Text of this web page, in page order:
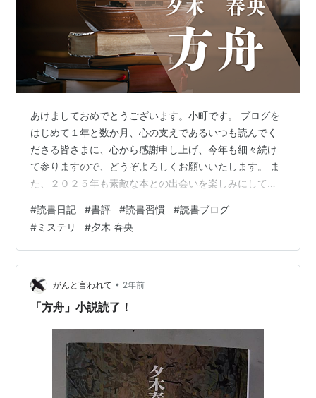
あけましておめでとうございます。小町です。 ブログを
はじめて１年と数か月、心の支えであるいつも読んでく
ださる皆さまに、心から感謝申し上げ、今年も細々続け
て参りますので、どうぞよろしくお願いいたします。 ま
た、２０２５年も素敵な本との出会いを楽しみにしてお
せていただきましたが、 取り上げる作品は、極限状態×
えげつない結末で有名な、夕木春央さんの「方舟」で
す。（全然めでたくない内容ですみません） 最近は立て
続けにミステリばかりで失礼しております。 自分の中で
ブームでして。 さて、今回の作品も出版当初から大変話
題となっており、すでにミステリの歴史に…
#読書日記 #書評 #読書習慣 #読書ブログ
#ミステリ #夕木 春央
がんと言われて • 2年前
「方舟」小説読了！